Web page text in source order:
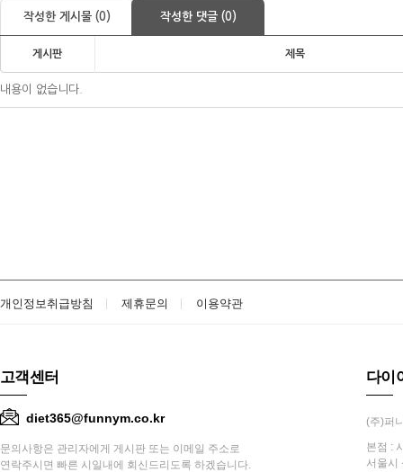
작성한 게시물 (0) 작성한 댓글 (0)
게시판 제목
내용이 없습니다.
개인정보취급방침 제휴문의 이용약관
고객센터
diet365@funnym.co.kr
문의사항은 관리자에게 게시판 또는 이메일 주소로
연락주시면 빠른 시일내에 회신드리도록 하겠습니다.
다이
(주)퍼
본점 :
서울시